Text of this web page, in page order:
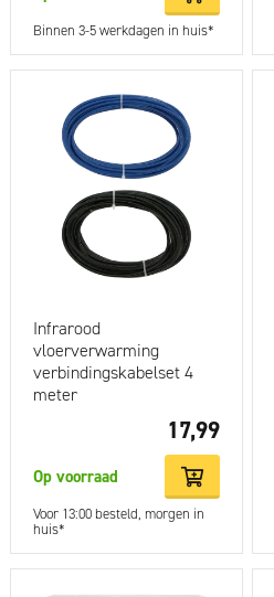
Binnen 3-5 werkdagen in huis*
Infrarood
vloerverwarming
verbindingskabelset 4
meter
17,99
Op voorraad
Voor 13:00 besteld, morgen in
huis*